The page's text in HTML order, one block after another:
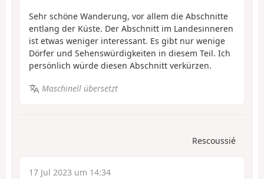
Sehr schöne Wanderung, vor allem die Abschnitte
entlang der Küste. Der Abschnitt im Landesinneren
ist etwas weniger interessant. Es gibt nur wenige
Dörfer und Sehenswürdigkeiten in diesem Teil. Ich
persönlich würde diesen Abschnitt verkürzen.
Maschinell übersetzt
Rescoussié
17 Jul 2023 um 14:34